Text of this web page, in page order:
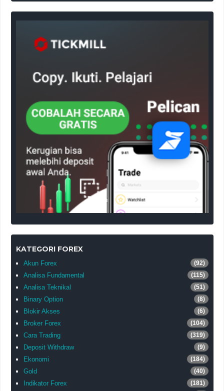
KATEGORI FOREX
Akun Forex (92)
Analisa Fundamental (115)
Analisa Teknikal (51)
Binary Option (8)
Blokir Akses (6)
Broker Forex (104)
Cara Trading (319)
Deposit Withdraw (9)
Ekonomi (184)
Gold (40)
Indikator Forex (181)